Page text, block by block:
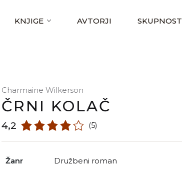
KNJIGE AVTORJI SKUPNOST
Charmaine Wilkerson
ČRNI KOLAČ
4,2 (5)
Žanr
družbeni roman